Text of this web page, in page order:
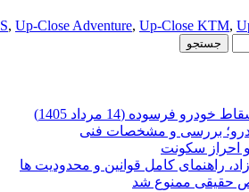
, Up-Close Adventure, Up-Close KTM,
فرسوده (14 مرداد 1405)
احراز سکونت
راهنمای کامل قوانین و محدودیت ها
حقیقی ممنوع شد